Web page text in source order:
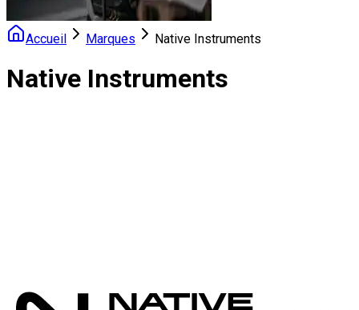
Accueil Marques Native Instruments
Native Instruments